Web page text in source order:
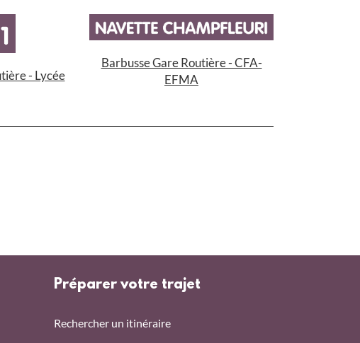
- Lycée
Barbusse Gare Routière - CFA-
EFMA
Préparer votre trajet
Rechercher un itinéraire